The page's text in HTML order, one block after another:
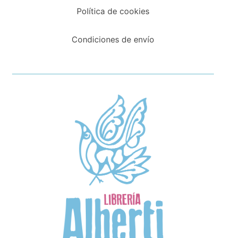
Política de cookies
Condiciones de envío